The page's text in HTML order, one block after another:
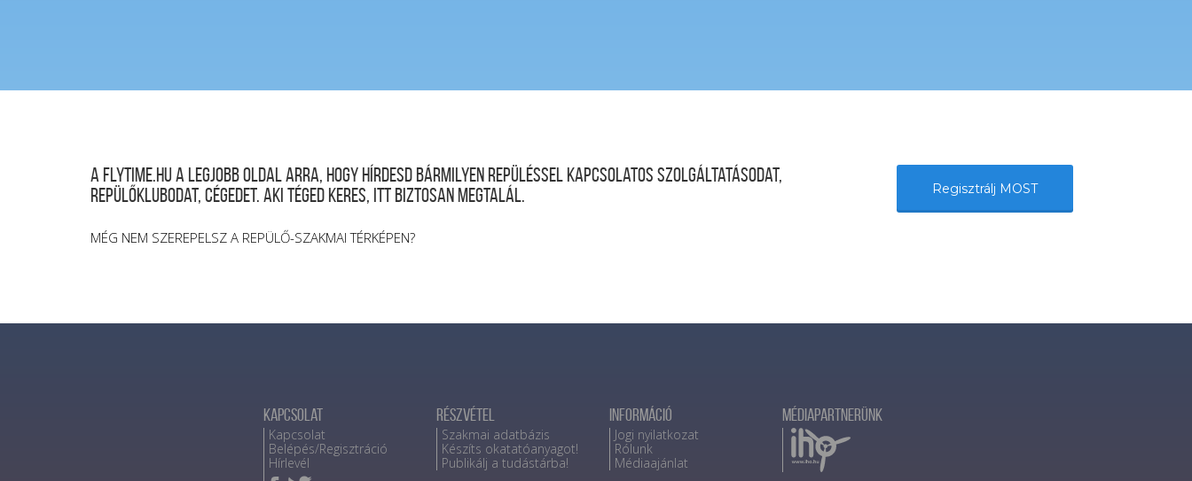
A FLYTIME.HU a legjobb oldal arra, hogy hírdesd bármilyen repüléssel kapcsolatos szolgáltatásodat,
repülőklubodat, cégedet. Aki téged keres, itt biztosan megtalál.
MÉG NEM SZEREPELSZ A REPÜLŐ-SZAKMAI TÉRKÉPEN?
Regisztrálj MOST
Kapcsolat
Kapcsolat
Belépés/Regisztráció
Hírlevél
Részvétel
Szakmai adatbázis
Készíts okatatóanyagot!
Publikálj a tudástárba!
Információ
Jogi nyilatkozat
Rólunk
Médiaajánlat
Médiapartnerünk